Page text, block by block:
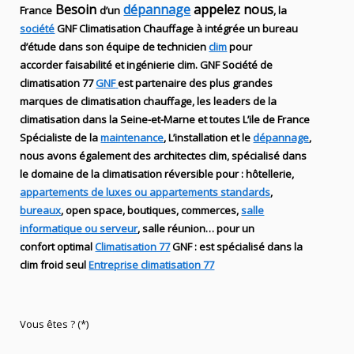
France Besoind’un dépannageappelez nous, la
sociétéGNFClimatisation Chauffage à intégrée un bureau
d’étude dans son équipe de technicienclimpour
accorder faisabilité et ingénierieclim.GNFSociété de
climatisation 77GNFest partenaire des plus grandes
marques declimatisation chauffage, les leadersde la
climatisation dans la Seine-et-Marne et toutes L’ile de France
Spécialiste delamaintenance, L’installationet ledépannage,
nous avons également des architectes clim,spécialisé dans
le domaine de laclimatisation réversiblepour : hôtellerie,
appartements de luxes ou appartements standards,
bureaux, open space, boutiques, commerces,salle
informatique ou serveur, salle réunion… pour un
confort optimalClimatisation 77GNF:estspécialisédans la
climfroid seulEntreprise climatisation 77
Vous êtes ? (*)